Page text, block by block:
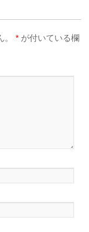
* が付いている欄